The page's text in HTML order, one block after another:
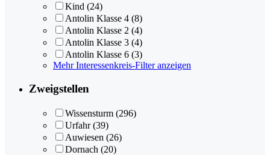
Kind (24)
Antolin Klasse 4 (8)
Antolin Klasse 2 (4)
Antolin Klasse 3 (4)
Antolin Klasse 6 (3)
Mehr Interessenkreis-Filter anzeigen
Zweigstellen
Wissensturm (296)
Urfahr (39)
Auwiesen (26)
Dornach (20)